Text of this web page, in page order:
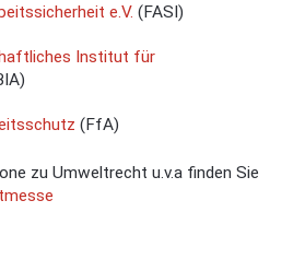
e.V. (FASI)
Institut für
(FfA)
zu Umweltrecht u.v.a finden Sie